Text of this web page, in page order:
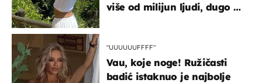
više od milijun ljudi, dugo se
"UUUUUUFFFF"
Vau, koje noge! Ružičasti
badić istaknuo je najbolje